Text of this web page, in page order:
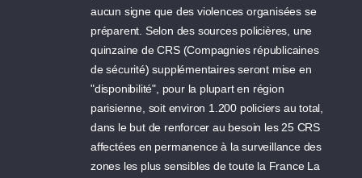
aucun signe que des violences organisées se
préparent. Selon des sources policières, une
quinzaine de CRS (Compagnies républicaines
de sécurité) supplémentaires seront mise en
"disponibilité", pour la plupart en région
parisienne, soit environ 1.200 policiers au total,
dans le but de renforcer au besoin les 25 CRS
affectées en permanence à la surveillance des
zones les plus sensibles de toute la France La